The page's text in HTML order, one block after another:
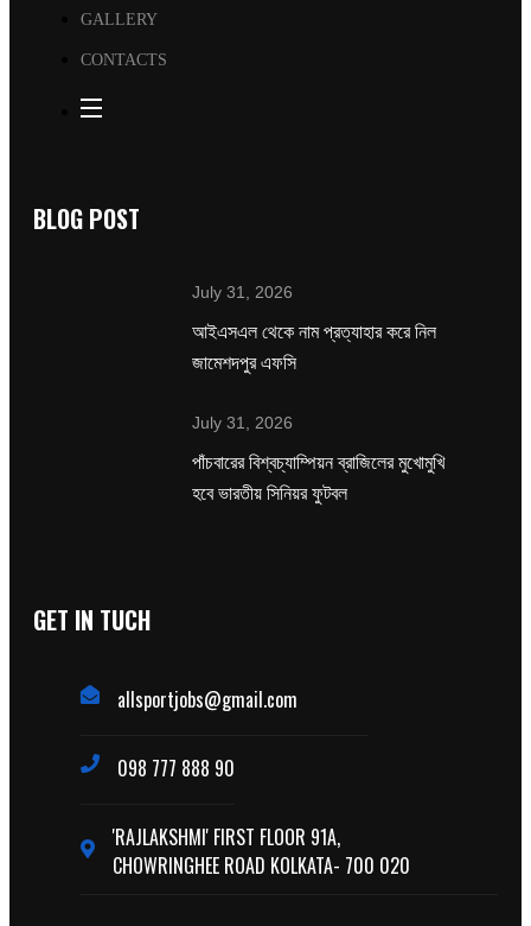
GALLERY
CONTACTS
BLOG POST
July 31, 2026
‌আইএসএল থেকে নাম প্রত্যাহার করে নিল
জামেশদপুর এফসি
July 31, 2026
পাঁচবারের বিশ্বচ্যাম্পিয়ন ব্রাজিলের মুখোমুখি
হবে ভারতীয় সিনিয়র ফুটবল
GET IN TUCH
allsportjobs@gmail.com
098 777 888 90
'RAJLAKSHMI' FIRST FLOOR 91A,
CHOWRINGHEE ROAD KOLKATA- 700 020